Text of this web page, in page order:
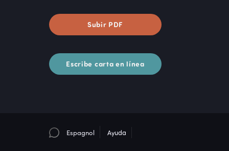
Subir PDF
Escribe carta en línea
Espagnol Ayuda